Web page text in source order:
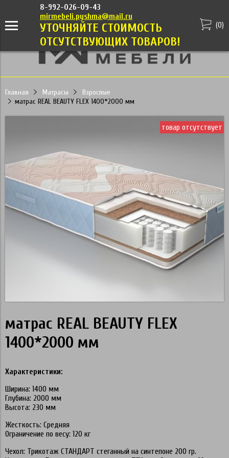
8-992-026-09-43
mirmebeli.pyshma@mail.ru
УТОЧНЯЙТЕ СТОИМОСТЬ
ОТСУТСТВУЮЩИХ ТОВАРОВ!
(0)
Главная Матрасы
Взрослые
матрас REAL BEAUTY FLEX 1400*2000 мм
товар отсутствует
матрас REAL BEAUTY FLEX
1400*2000 мм
Характеристики:
Ширина: 1400 мм
Глубина: 2000 мм
Высота: 230 мм
Жесткость: Средняя
Ограничение по весу: 120 кг
Чехол: Трикотаж СТАНДАРТ стеганный на синтепоне 200 гр.